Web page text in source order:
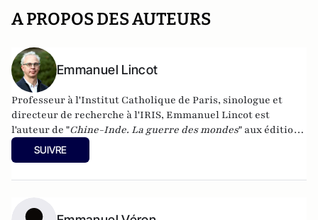
A PROPOS DES AUTEURS
Emmanuel Lincot
Professeur à l'Institut Catholique de Paris, sinologue et
directeur de recherche à l'IRIS, Emmanuel Lincot est
l'auteur de "Chine-Inde. La guerre des mondes" aux éditions
Le Cerf (à paraître le 27 février).
SUIVRE